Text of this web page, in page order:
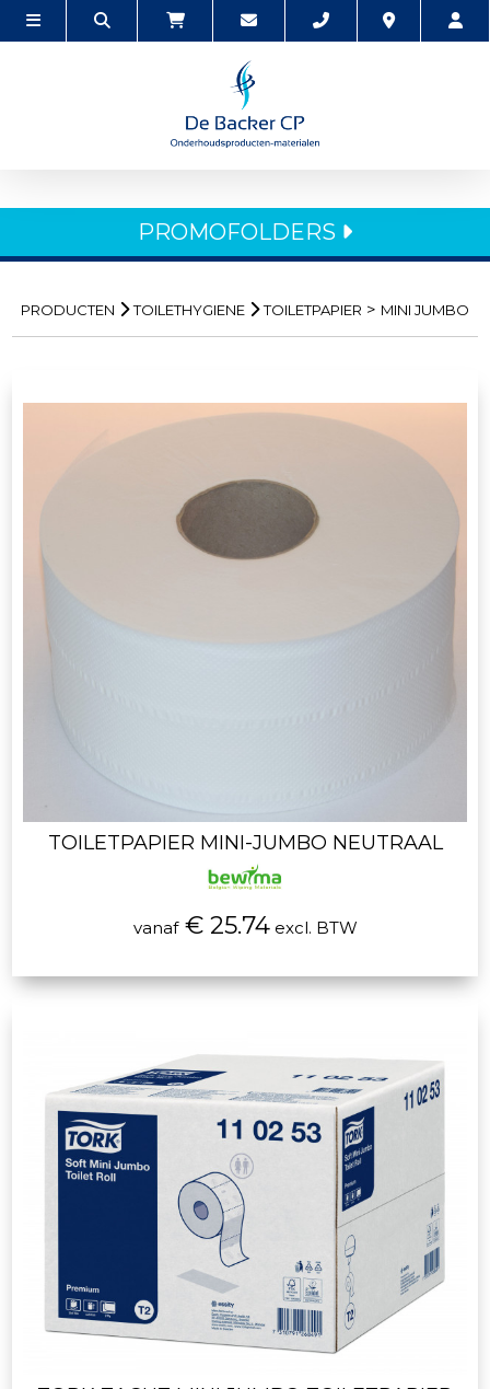
PROMOFOLDERS
PRODUCTEN TOILETHYGIENE TOILETPAPIER > MINI JUMBO
TOILETPAPIER MINI-JUMBO NEUTRAAL
vanaf€ 25.74excl. BTW